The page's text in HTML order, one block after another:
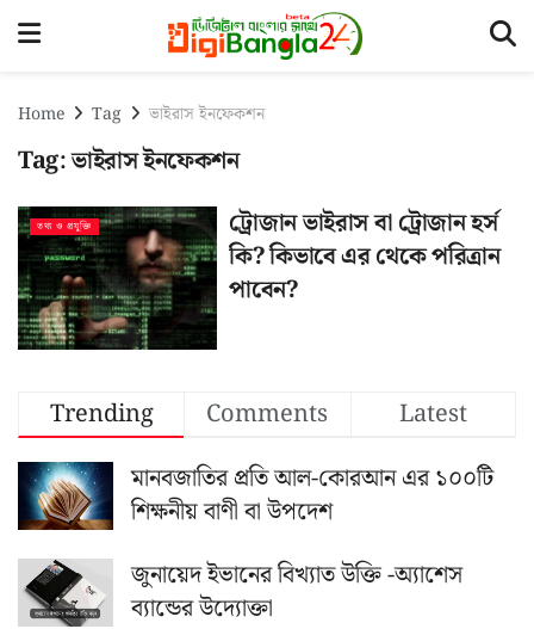
Home Tag ভাইরাস ইনফেকশন
Tag:ভাইরাস ইনফেকশন
তথ্য ও প্রযুক্তি
ট্রোজান ভাইরাস বা ট্রোজান হর্স
কি? কিভাবে এর থেকে পরিত্রান
পাবেন?
Trending Comments
Latest
মানবজাতির প্রতি আল-কোরআন এর ১০০টি
শিক্ষনীয় বাণী বা উপদেশ
জুনায়েদ ইভানের বিখ্যাত উক্তি -অ্যাশেস
ব্যান্ডের উদ্যোক্তা